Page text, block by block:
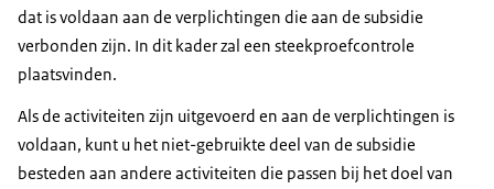
dat is voldaan aan de verplichtingen die aan de subsidie
verbonden zijn. In dit kader zal een steekproefcontrole
plaatsvinden.
Als de activiteiten zijn uitgevoerd en aan de verplichtingen is
voldaan, kunt u het niet-gebruikte deel van de subsidie
besteden aan andere activiteiten die passen bij het doel van